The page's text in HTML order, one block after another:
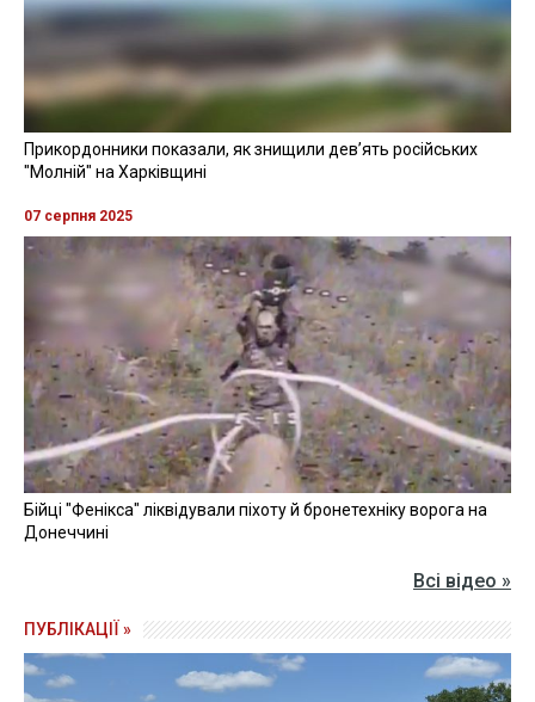
Прикордонники показали, як знищили девʼять російських
"Молній" на Харківщині
07 серпня 2025
Бійці "Фенікса" ліквідували піхоту й бронетехніку ворога на
Донеччині
Всі відео »
ПУБЛІКАЦІЇ »